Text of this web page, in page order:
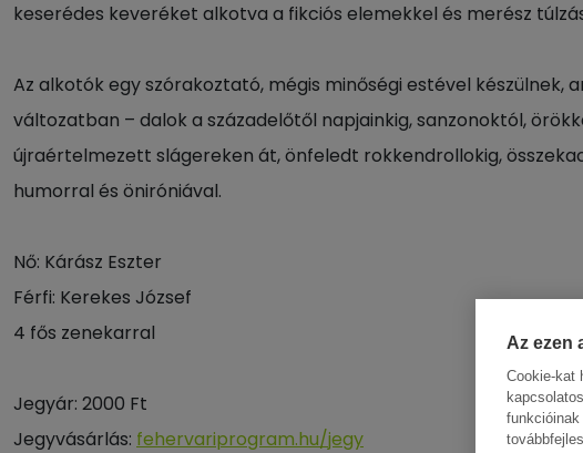
keserédes keveréket alkotva a fikciós elemekkel és merész
Az alkotók egy szórakoztató, mégis minőségi estével
változatban – dalok a századelőtől napjainkig, sanzonoktól,
újraértelmezett slágereken át, önfeledt rokkendrollokig,
humorral és öniróniával.
Nő: Kárász Eszter
Férfi: Kerekes József
4 fős zenekarral
Jegyár: 2000 Ft
Jegyvásárlás: fehervariprogram.hu/jegy
Az ezen
Cookie-kat